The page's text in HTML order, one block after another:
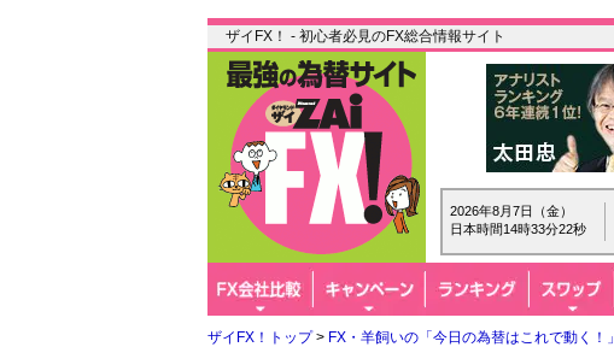
ザイFX！ - 初心者必見のFX総合情報サイト
2026年8月7日（金）
日本時間14時33分23秒
ザイFX！トップ> FX・羊飼いの「今日の為替はこれで動く！」